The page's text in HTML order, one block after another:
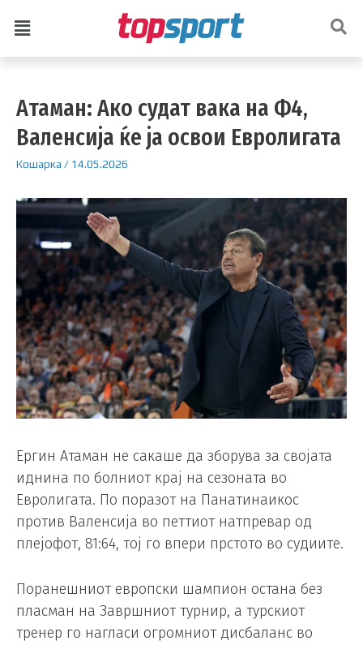
Атаман: Ако судат вака на Ф4,
Валенсија ќе ја освои Евролигата
Кошарка / 14.05.2026
Ергин Атаман не сакаше да зборува за својата
иднина по болниот крај на сезоната во
Евролигата. По поразот на Панатинаикос
против Валенсија во петтиот натпревар од
плејофот, 81:64, тој го впери прстото во судиите.
Поранешниот европски шампион остана без
пласман на Завршниот турнир, а турскиот
тренер го нагласи огромниот дисбаланс во